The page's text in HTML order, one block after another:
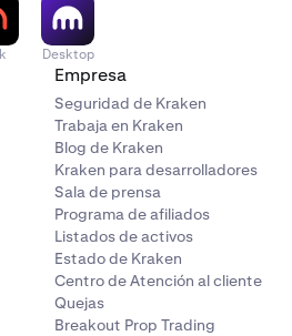
Desktop
Empresa
Seguridad de Kraken
Trabaja en Kraken
Blog de Kraken
Kraken para desarrolladores
Sala de prensa
Programa de afiliados
Listados de activos
Estado de Kraken
Centro de Atención al cliente
Quejas
Breakout Prop Trading